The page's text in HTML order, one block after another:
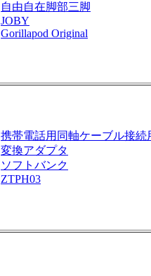
自由自在脚部三脚
JOBY
Gorillapod Original
携帯電話用同軸ケーブル接続
変換アダプタ
ソフトバンク
ZTPH03